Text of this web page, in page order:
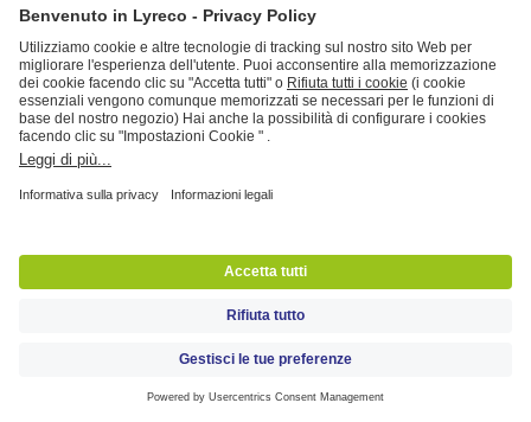
Sostenibilità
08 November 2024
8 Min
Le bioplastiche non sono poi così
bio (per ora)
per essere ignorata